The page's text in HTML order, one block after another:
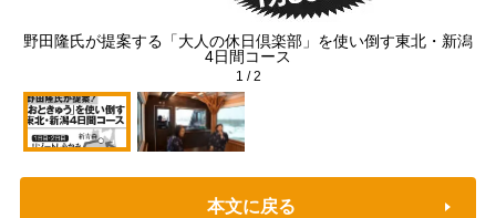
野田隆氏が提案する「大人の休日倶楽部」を使い倒す東北・新潟
4日間コース
1 /2
本文に戻る